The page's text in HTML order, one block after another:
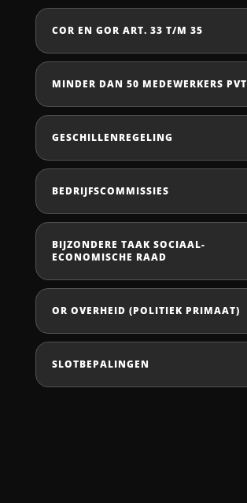
COR EN GOR ART. 33 T/M 35
MINDER DAN 50 MEDEWERKERS PVT
GESCHILLENREGELING
BEDRIJFSCOMMISSIES
BIJZONDERE TAAK SOCIAAL-
ECONOMISCHE RAAD
OR OVERHEID (POLITIEK PRIMAAT)
SLOTBEPALINGEN